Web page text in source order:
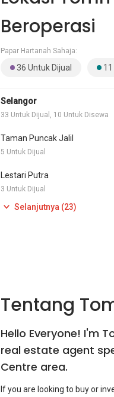
Beroperasi
Papar Hartanah Sahaja:
36 Untuk Dijual
Selangor
33 Untuk Dijual, 10 Untuk Disewa
Taman Puncak Jalil
5 Untuk Dijual
Lestari Putra
3 Untuk Dijual
Selanjutnya (23)
Tentang
Hello Everyone! I'm
real estate agent
Centre area.
If you are looking to buy or